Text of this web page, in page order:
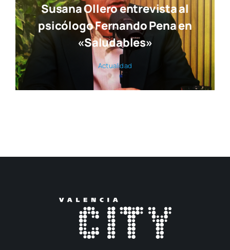
Susana Ollero entrevista al
psicólogo Fernando Pena en
«Saludables»
Actua­li­dad